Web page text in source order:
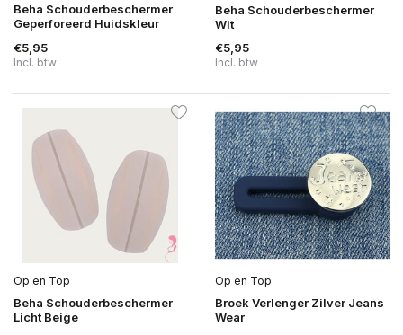
Beha Schouderbeschermer
Geperforeerd Huidskleur
€5,95
Incl. btw
Beha Schouderbeschermer
Wit
€5,95
Incl. btw
Op en Top
Beha Schouderbeschermer
Licht Beige
Op en Top
Broek Verlenger Zilver Jeans
Wear